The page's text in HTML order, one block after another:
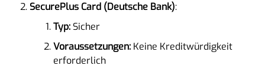
SecurePlus Card (Deutsche Bank):
Typ: Sicher
Voraussetzungen: Keine Kreditwürdigkeit
erforderlich